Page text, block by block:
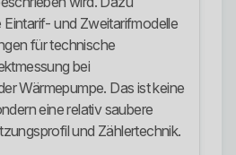
und Zweitarifmodelle
für technische
bei
Wärmepumpe. Das ist keine
eine relativ saubere
und Zählertechnik.